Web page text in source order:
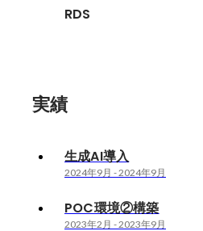
RDS
実績
生成AI導入
2024年9月 -2024年9月
POC環境②構築
2023年2月 -2023年9月